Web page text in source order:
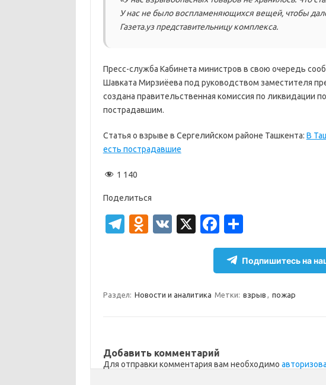
У нас не было воспламеняющихся вещей, чтобы
Газета.уз представительницу комплекса.
Пресс-служба Кабинета министров в свою очередь
Шавката Мирзиёева под руководством заместителя
создана правительственная комиссия по ликвидации
пострадавшим.
Статья о взрыве в Сергелийском районе Ташкента: В
есть пострадавшие
1 140
Поделиться
T
a
O
kl
ik
V
X
Fa
c
e
o
т
п
а
т
Подпишитесь на
Раздел: Новости и аналитика Метки: взрыв , пожар
Добавить комментарий
Для отправки комментария вам необходимо